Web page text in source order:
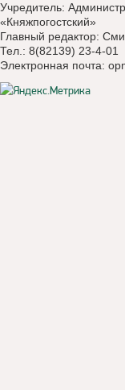
Учредитель:
«Княжпогостский»
Главный редактор:
Тел.: 8(82139) 23-4-01
Электронная почта: